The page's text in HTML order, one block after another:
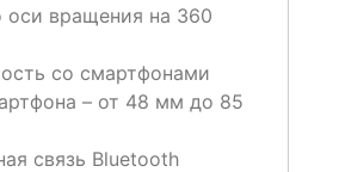
оси вращения на 360
со смартфонами
– от 48 мм до 85
связь Bluetooth